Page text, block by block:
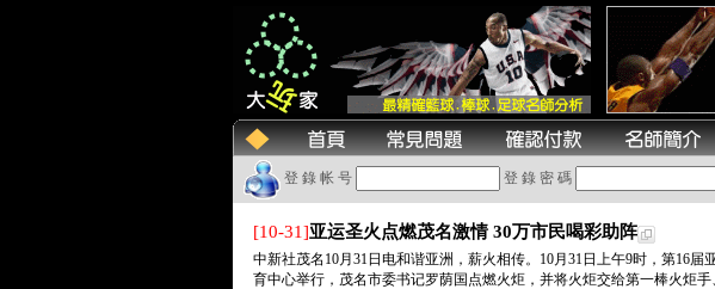
登 錄 帐 号 登 錄 密 碼
[10-31]亚运圣火点燃茂名激情 30万市民喝彩助阵
中新社茂名10月31日电和谐亚洲，薪火相传。10月31日上午9时，第16
育中心举行，茂名市委书记罗荫国点燃火炬，并将火炬交给第一棒火炬手